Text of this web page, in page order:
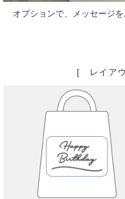
オプションで、メッセージを
[ レイア